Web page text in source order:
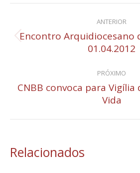
Navegação
de
ANTERIOR
Post
anterior:
Encontro Arquidiocesano
01.04.2012
PRÓXIMO
Próximo
post:
CNBB convoca para Vigília
Vida
Relacionados